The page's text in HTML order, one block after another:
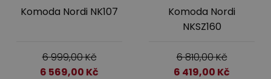
Komoda Nordi NK107
6 999,00Kč
6 569,00 Kč
Komoda Nordi
NKSZ160
6 810,00Kč
6 419,00 Kč